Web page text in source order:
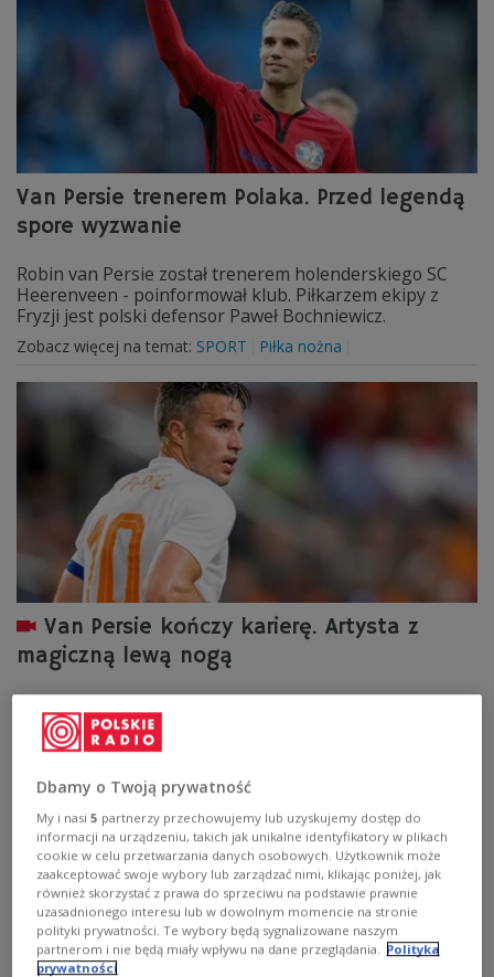
Van Persie trenerem Polaka. Przed legendą
spore wyzwanie
Robin van Persie został trenerem holenderskiego SC
Heerenveen - poinformował klub. Piłkarzem ekipy z
Fryzji jest polski defensor Paweł Bochniewicz.
Zobacz więcej na temat: SPORT Piłka nożna
Van Persie kończy karierę. Artysta z
magiczną lewą nogą
Obecny sezon będzie ostatnim w karierze 35-letniego
napastnika, który potrafił zachwycać piłkarski świat.
Robin van Persie po 18 latach gry na najwyższym
Zobacz więcej na temat:Piłka nożna
Dbamy o Twoją prywatność
My i nasi5 partnerzy przechowujemy lub uzyskujemy dostęp do
informacji na urządzeniu, takich jak unikalne identyfikatory w plikach
cookie w celu przetwarzania danych osobowych. Użytkownik może
zaakceptować swoje wybory lub zarządzać nimi, klikając poniżej, jak
również skorzystać z prawa do sprzeciwu na podstawie prawnie
uzasadnionego interesu lub w dowolnym momencie na stronie
polityki prywatności. Te wybory będą sygnalizowane naszym
partnerom i nie będą miały wpływu na dane przeglądania.
Polityka
prywatności